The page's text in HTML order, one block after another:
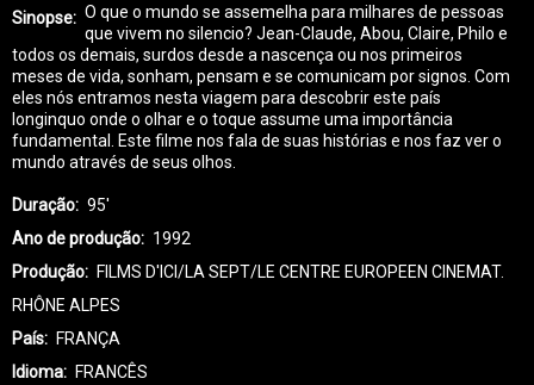
Sinopse
O que o mundo se assemelha para milhares de pessoas
que vivem no silencio? Jean-Claude, Abou, Claire, Philo e
todos os demais, surdos desde a nascença ou nos primeiros
meses de vida, sonham, pensam e se comunicam por signos. Com
eles nós entramos nesta viagem para descobrir este país
longinquo onde o olhar e o toque assume uma importância
fundamental. Este filme nos fala de suas histórias e nos faz ver o
mundo através de seus olhos.
Duração
95'
Ano de produção
1992
Produção
FILMS D'ICI/LA SEPT/LE CENTRE EUROPEEN CINEMAT.
RHÔNE ALPES
País
FRANÇA
Idioma
FRANCÊS